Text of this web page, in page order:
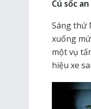
Cú sốc
Sáng thứ
xuống
một vụ
hiệu xe